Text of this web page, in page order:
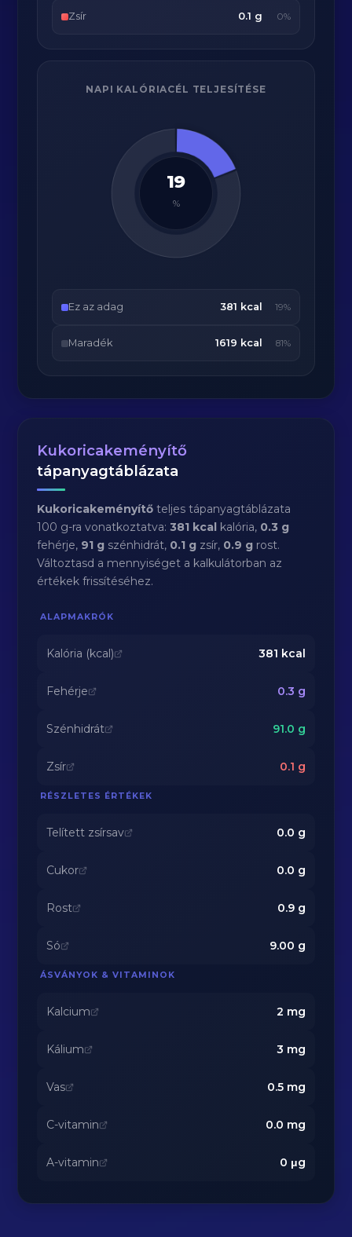
Zsír 0.1 g 0%
NAPI KALÓRIACÉL TELJESÍTÉSE
19
%
Ez az adag 381 kcal 19%
Maradék 1619 kcal 81%
Kukoricakeményítő
tápanyagtáblázata
Kukoricakeményítő teljes tápanyagtáblázata
100 g-ra vonatkoztatva:381 kcal kalória, 0.3 g
fehérje, 91 g szénhidrát, 0.1 g zsír, 0.9 g rost.
Változtasd a mennyiséget a kalkulátorban az
értékek frissítéséhez.
ALAPMAKRÓK
Kalória (kcal) 381 kcal
Fehérje 0.3 g
Szénhidrát 91.0 g
Zsír 0.1 g
RÉSZLETES ÉRTÉKEK
Telített zsírsav 0.0 g
Cukor 0.0 g
Rost 0.9g
Só 9.00 g
ÁSVÁNYOK & VITAMINOK
Kalcium 2 mg
Kálium 3 mg
Vas 0.5mg
C-vitamin 0.0 mg
A-vitamin 0 μg